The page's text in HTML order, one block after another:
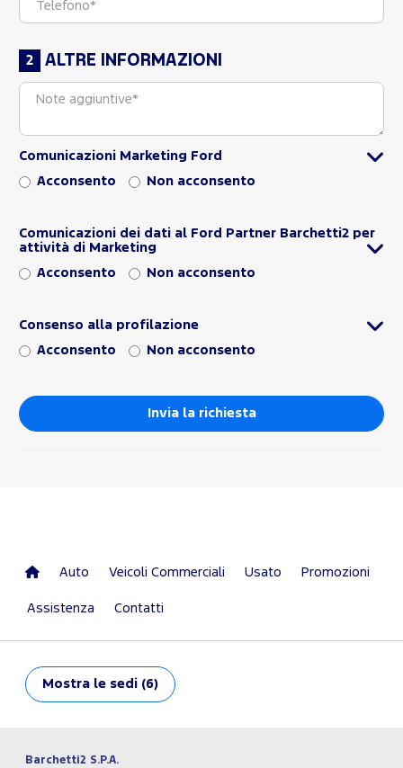
ALTRE INFORMAZIONI
Comunicazioni Marketing Ford
Acconsento Non acconsento
Comunicazioni dei dati al Ford Partner Barchetti2 per
attività di Marketing
Acconsento Non acconsento
Consenso alla profilazione
Acconsento Non acconsento
Auto Veicoli Commerciali Usato Promozioni
Assistenza Contatti
Mostra le sedi (6)
Barchetti2 S.P.A.